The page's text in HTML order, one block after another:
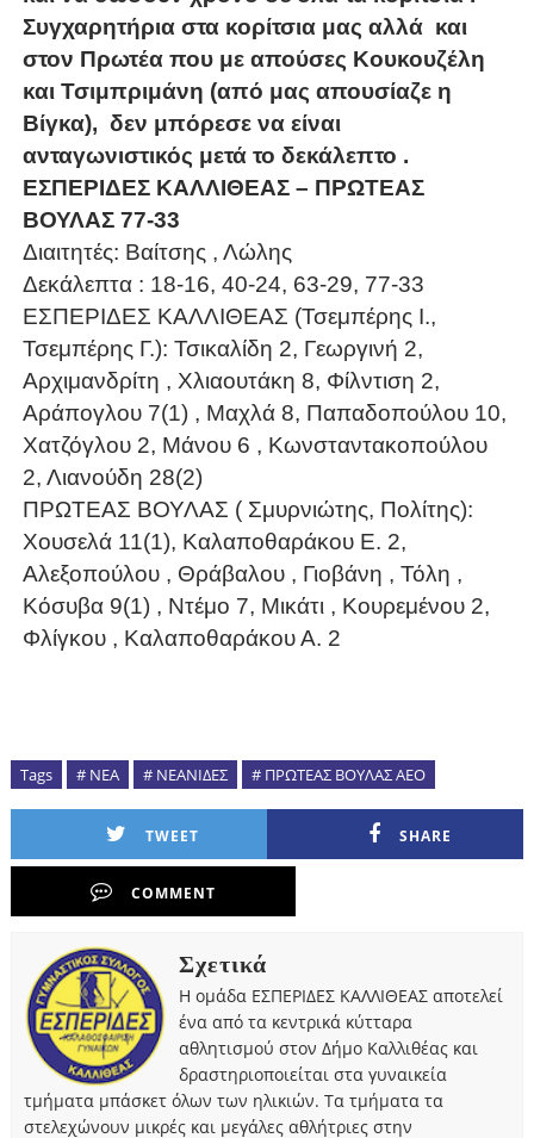
Συγχαρητήρια στα κορίτσια μας αλλά και
στον Πρωτέα που με απούσες Κουκουζέλη
και Τσιμπριμάνη (από μας απουσίαζε η
Βίγκα), δεν μπόρεσε να είναι
ανταγωνιστικός μετά το δεκάλεπτο .
ΕΣΠΕΡΙΔΕΣ ΚΑΛΛΙΘΕΑΣ – ΠΡΩΤΕΑΣ
ΒΟΥΛΑΣ 77-33
Διαιτητές: Βαίτσης , Λώλης
Δεκάλεπτα : 18-16, 40-24, 63-29, 77-33
ΕΣΠΕΡΙΔΕΣ ΚΑΛΛΙΘΕΑΣ (Τσεμπέρης Ι.,
Τσεμπέρης Γ.): Τσικαλίδη 2, Γεωργινή 2,
Αρχιμανδρίτη , Χλιαουτάκη 8, Φίλντιση 2,
Αράπογλου 7(1) , Μαχλά 8, Παπαδοπούλου 10,
Χατζόγλου 2, Μάνου 6 , Κωνσταντακοπούλου
2, Λιανούδη 28(2)
ΠΡΩΤΕΑΣ ΒΟΥΛΑΣ ( Σμυρνιώτης, Πολίτης):
Χουσελά 11(1), Καλαποθαράκου Ε. 2,
Αλεξοπούλου , Θράβαλου , Γιοβάνη , Τόλη ,
Κόσυβα 9(1) , Ντέμο 7, Μικάτι , Κουρεμένου 2,
Φλίγκου , Καλαποθαράκου Α. 2
Tags # ΝΕΑ # ΝΕΑΝΙΔΕΣ # ΠΡΩΤΕΑΣ ΒΟΥΛΑΣ ΑΕΟ
TWEET SHARE
COMMENT
Σχετικά
Η ομάδα ΕΣΠΕΡΙΔΕΣ ΚΑΛΛΙΘΕΑΣ αποτελεί
ένα από τα κεντρικά κύτταρα
αθλητισμού στον Δήμο Καλλιθέας και
δραστηριοποιείται στα γυναικεία
τμήματα μπάσκετ όλων των ηλικιών. Τα τμήματα τα
στελεχώνουν μικρές και μεγάλες αθλήτριες στην